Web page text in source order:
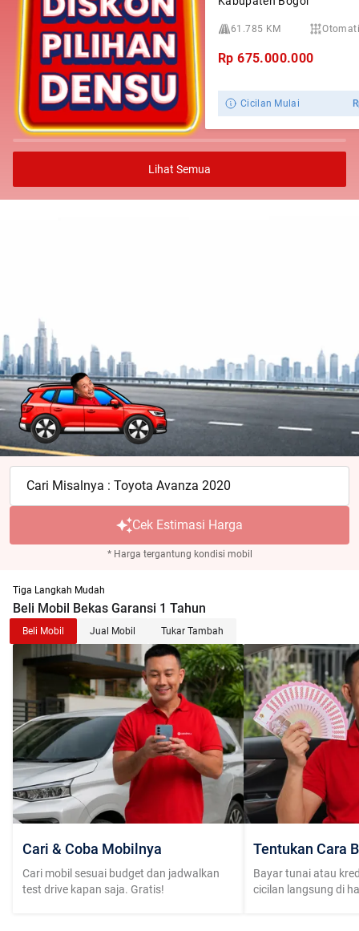
61.785 KM
Rp675.000.000
Cicilan Mulai
Lihat Semua
Cari Misalnya : Toyota Avanza 2020
Cek Estimasi Harga
* Harga tergantung kondisi mobil
Tiga Langkah Mudah
Beli Mobil Bekas Garansi 1 Tahun
Beli Mobil Jual Mobil Tukar Tambah
Cari & Coba Mobilnya
Cari mobil sesuai budget dan jadwalkan
test drive kapan saja. Gratis!
Tentukan Cara
Bayar tunai atau
cicilan langsung di